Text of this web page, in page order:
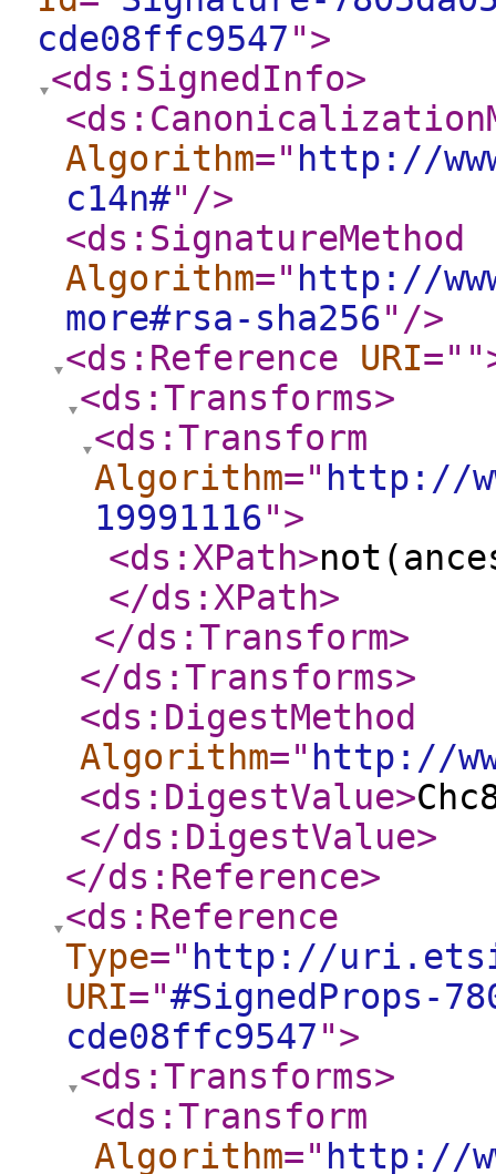
cde08ffc9547">
<ds:SignedInfo>
Algorithm=" http://
c14n#" />
<ds:SignatureMethod
Algorithm=" http://
more#rsa-sha256" />
<ds:Reference
URI=" "
<ds:Transforms>
<ds:Transform
Algorithm=" http://
19991116">
<ds:XPath>
</ds:XPath>
</ds:Transform>
</ds:Transforms>
<ds:DigestMethod
Algorithm=" http://
<ds:DigestValue>
</ds:DigestValue>
</ds:Reference>
<ds:Reference
Type=" http://
URI="#SignedProps-
cde08ffc9547">
<ds:Transforms>
<ds:Transform
Algorithm=" http://